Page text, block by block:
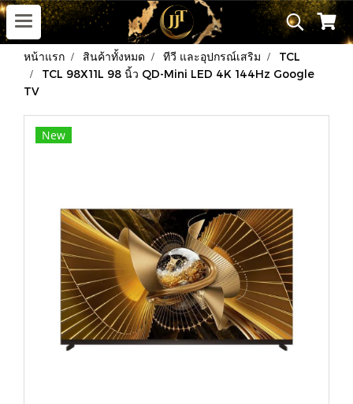
หน้าแรก สินค้าทั้งหมด ทีวี และอุปกรณ์เสริม
TCL
TCL 98X11L 98 นิ้ว QD-Mini LED 4K 144Hz Google
TV
New